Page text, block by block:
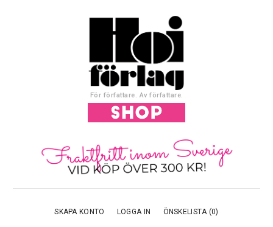
För författare. Av författare.
SKAPA KONTO LOGGA IN ÖNSKELISTA (0)